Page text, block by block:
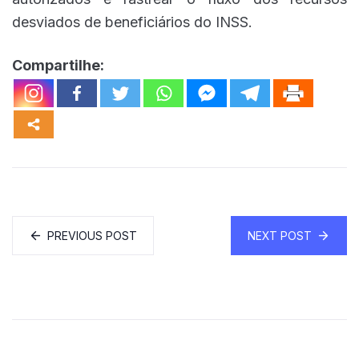
desviados de beneficiários do INSS.
Compartilhe:
PREVIOUS POST NEXT POST